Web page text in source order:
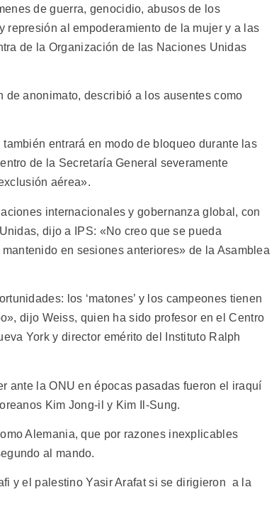
de guerra, genocidio, abusos de los
represión al empoderamiento de la mujer y a las
de la Organización de las Naciones Unidas
anonimato, describió a los ausentes como
entrará en modo de bloqueo durante las
de la Secretaría General severamente
aérea».
internacionales y gobernanza global, con
dijo a IPS: «No creo que se pueda
en sesiones anteriores» de la Asamblea
los ‘matones’ y los campeones tienen
dijo Weiss, quien ha sido profesor en el Centro
York y director emérito del Instituto Ralph
ante la ONU en épocas pasadas fueron el iraquí
Kim Jong-il y Kim Il-Sung.
Alemania, que por razones inexplicables
al mando.
y el palestino Yasir Arafat si se dirigieron a la